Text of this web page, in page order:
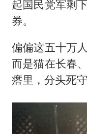
起国民党军剩
券。
偏偏这五十万
而是猫在长春
瘩里，分头死守